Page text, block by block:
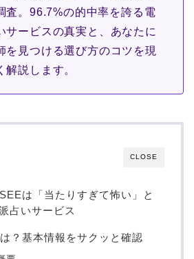
査。96.7%の的中率を誇る電
サービスの真実と、あなたに
を見つける選び方のコツを現
説します。
CLOSE
は「当たりすぎて怖い」と
占いサービス
？基本情報をサクッと確認